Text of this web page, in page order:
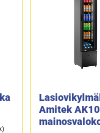
Amitek